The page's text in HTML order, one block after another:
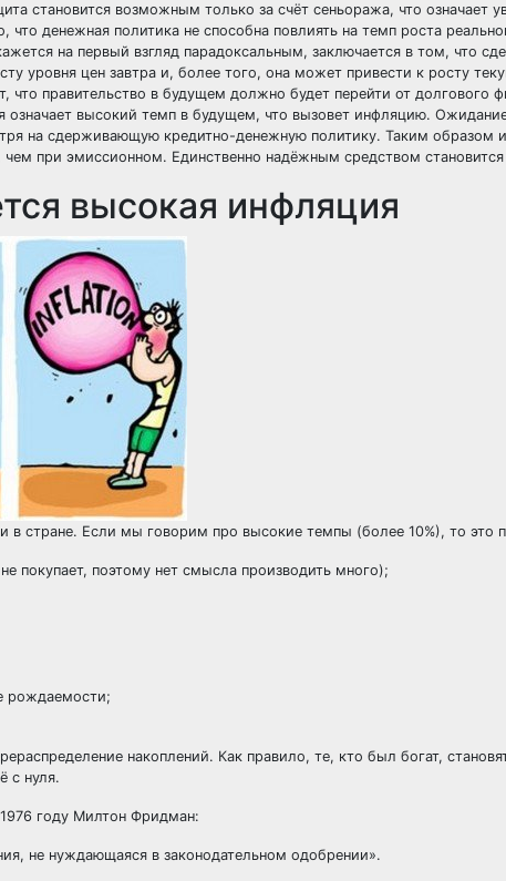
становится возможным только за счёт сеньоража, что означает
денежная политика не способна повлиять на темп роста
на первый взгляд парадоксальным, заключается в том, что
уровня цен завтра и, более того, она может привести к росту
что правительство в будущем должно будет перейти от долгового
означает высокий темп в будущем, что вызовет инфляцию.
на сдерживающую кредитно-денежную политику. Таким образом
при эмиссионном. Единственно надёжным средством
высокая инфляция
в стране. Если мы говорим про высокие темпы (более 10%), то
покупает, поэтому нет смысла производить много);
рождаемости;
накоплений. Как правило, те, кто был богат,
с нуля.
году Милтон Фридман:
не нуждающаяся в законодательном одобрении».